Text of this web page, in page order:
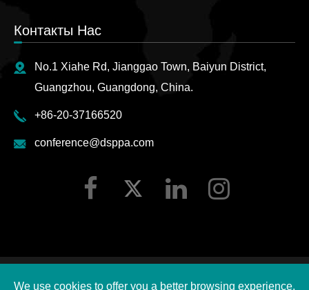
Контакты Нас
No.1 Xiahe Rd, Jianggao Town, Baiyun District,
Guangzhou, Guangdong, China.
+86-20-37166520
conference@dsppa.com
We use cookies to offer you a better browsing experience,